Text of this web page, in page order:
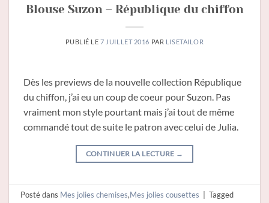
Blouse Suzon – République du chiffon
PUBLIÉ LE7 JUILLET 2016 PAR LISETAILOR
Dès les previews de la nouvelle collection République
du chiffon, j’ai eu un coup de coeur pour Suzon. Pas
vraiment mon style pourtant mais j’ai tout de même
commandé tout de suite le patron avec celui de Julia.
CONTINUER LA LECTURE →
Posté dans Mes jolies chemises,Mes jolies cousettes
Tagged